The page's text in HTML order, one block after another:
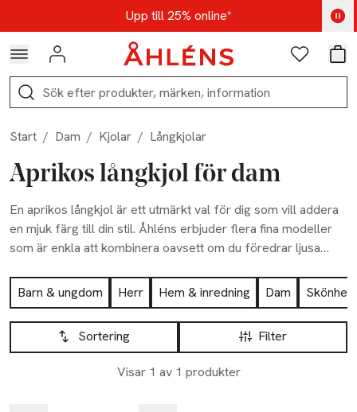
Hoppa till navigationsmenynUpp till 25% online*
Kod: AUG25 - Shoppa nu
Logga in Favoriter
Sök
Start / Dam / Kjolar / Långkjolar
Aprikos långkjol för dam
En aprikos långkjol är ett utmärkt val för dig som vill addera
en mjuk färg till din stil. Åhléns erbjuder flera fina modeller
som är enkla att kombinera oavsett om du föredrar ljusa
helt rätt, hitta din favorit idag!
Hoppa till produktsidan
Barn & ungdom Herr Hem & inredning Dam
Skönhet
Hoppa till produktsidan
Filter
Sortering
Visar 1 av 1 produkter
Lista över produkter